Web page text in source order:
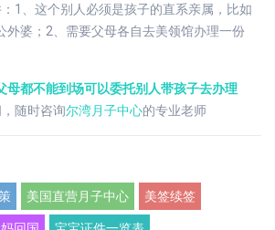
1、这个别人必须是孩子的直系亲属，比如
外婆；2、需要父母各自去美领馆办理一份
母都不能到场可以委托别人带孩子去办理
随时咨询尔湾月子中心的专业老师
美国直营月子中心 美签续签